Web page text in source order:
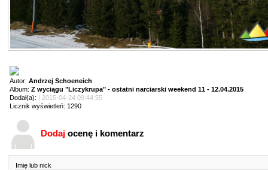
Autor: Andrzej Schoeneich
Album: Z wyciągu "Liczykrupa" - ostatni narciarski weekend 11 - 12.04.2015
Dodał(a): | 2015-04-24 09:44:55
Licznik wyświetleń: 1290
Dodaj ocenę i komentarz
Imię lub nick